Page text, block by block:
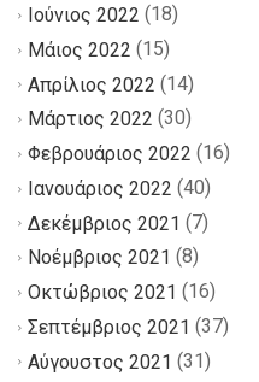
Ιούνιος 2022 (18)
Μάιος 2022 (15)
Απρίλιος 2022 (14)
Μάρτιος 2022 (30)
Φεβρουάριος 2022 (16)
Ιανουάριος 2022 (40)
Δεκέμβριος 2021 (7)
Νοέμβριος 2021 (8)
Οκτώβριος 2021 (16)
Σεπτέμβριος 2021 (37)
Αύγουστος 2021 (31)